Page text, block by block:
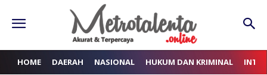
HOME DAERAH NASIONAL HUKUM DAN KRIMINAL